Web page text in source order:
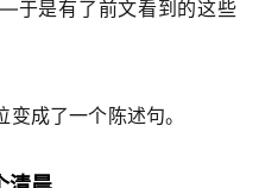
于是有了前文看到的这些
成了一个陈述句。